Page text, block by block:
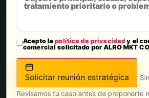
Acepto lapolítica de privacidady el
comercial solicitado por ALRO MKT
Solicitar reunión estratégica
Revisamos tu caso antes de proponerte